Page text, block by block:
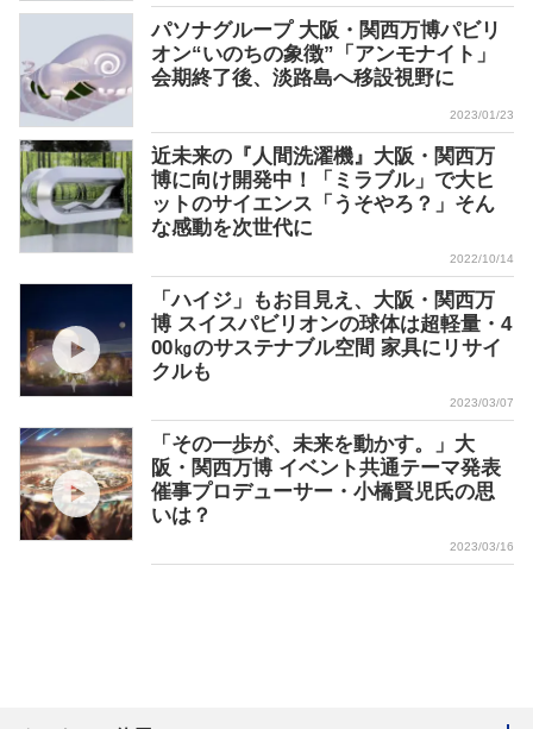
パソナグループ 大阪・関西万博パビリ
オン“いのちの象徴”「アンモナイト」
会期終了後、淡路島へ移設視野に
2023/01/23
近未来の『人間洗濯機』大阪・関西万
博に向け開発中！「ミラブル」で大ヒ
ットのサイエンス「うそやろ？」そん
な感動を次世代に
2022/10/14
「ハイジ」もお目見え、大阪・関西万
博 スイスパビリオンの球体は超軽量・4
00㎏のサステナブル空間 家具にリサイ
クルも
2023/03/07
「その一歩が、未来を動かす。」大
阪・関西万博 イベント共通テーマ発表
催事プロデューサー・小橋賢児氏の思
いは？
2023/03/16